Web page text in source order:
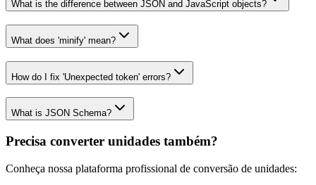
What is the difference between JSON and JavaScript objects?
What does 'minify' mean?
How do I fix 'Unexpected token' errors?
What is JSON Schema?
Precisa converter unidades também?
Conheça nossa plataforma profissional de conversão de unidades: